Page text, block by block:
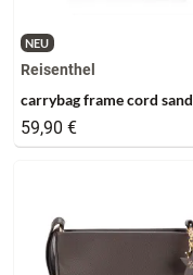
NEU
Reisenthel
carrybag frame cord sand
59,90 €